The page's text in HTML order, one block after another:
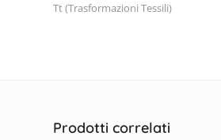
Tt (Trasformazioni Tessili)
Prodotti correlati